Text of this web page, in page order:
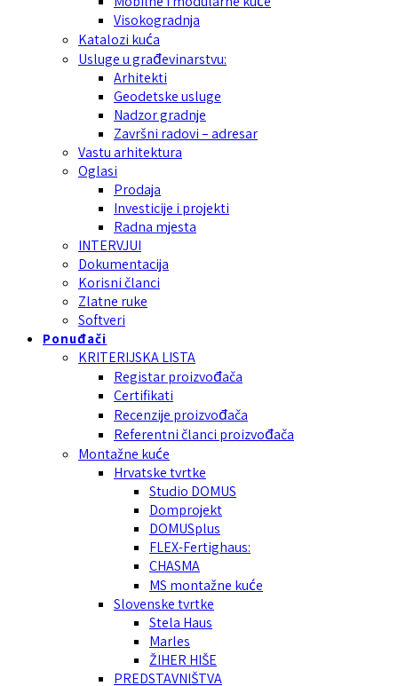
Visokogradnja
Katalozi kuća
Usluge u građevinarstvu:
Arhitekti
Geodetske usluge
Nadzor gradnje
Završni radovi – adresar
Vastu arhitektura
Oglasi
Prodaja
Investicije i projekti
Radna mjesta
INTERVJUI
Dokumentacija
Korisni članci
Zlatne ruke
Softveri
Ponuđači
KRITERIJSKA LISTA
Registar proizvođača
Certifikati
Recenzije proizvođača
Referentni članci proizvođača
Montažne kuće
Hrvatske tvrtke
Studio DOMUS
Domprojekt
DOMUSplus
FLEX-Fertighaus:
CHASMA
MS montažne kuće
Slovenske tvrtke
Stela Haus
Marles
ŽIHER HIŠE
PREDSTAVNIŠTVA